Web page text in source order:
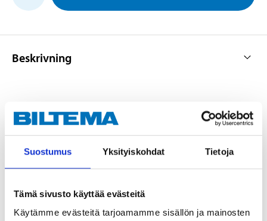
Suostumus Yksityiskohdat Tietoja
Tämä sivusto käyttää evästeitä
Käytämme evästeitä tarjoamamme sisällön ja mainosten
Beskrivning
Kattlåda med avtagbar kant.
Teknisk specifikation
Längd
Bredd
32 cm